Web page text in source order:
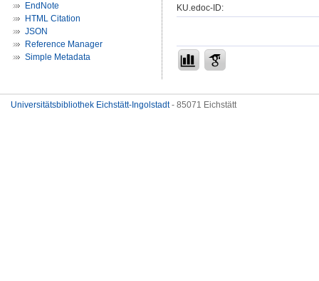
EndNote
HTML Citation
JSON
Reference Manager
Simple Metadata
KU.edoc-ID:
Universitätsbibliothek Eichstätt-Ingolstadt- 85071 Eichstätt